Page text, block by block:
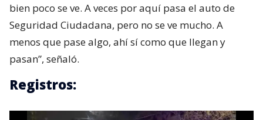
bien poco se ve. A veces por aquí pasa el auto de
Seguridad Ciudadana, pero no se ve mucho. A
menos que pase algo, ahí sí como que llegan y
pasan”, señaló.
Registros: